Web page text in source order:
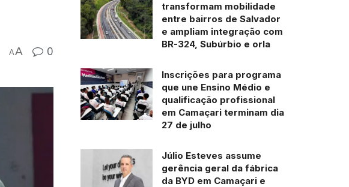
AA 0
transformam mobilidade
entre bairros de Salvador
e ampliam integração com
BR-324, Subúrbio e orla
Inscrições para programa
que une Ensino Médio e
qualificação profissional
em Camaçari terminam dia
27 de julho
Júlio Esteves assume
gerência geral da fábrica
da BYD em Camaçari e